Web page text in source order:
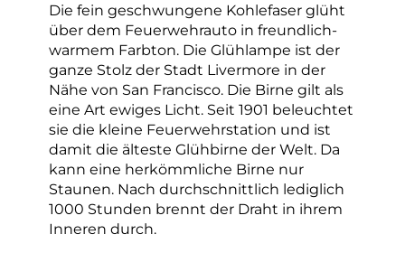
Die fein geschwungene Kohlefaser glüht
über dem Feuerwehrauto in freundlich-
warmem Farbton. Die Glühlampe ist der
ganze Stolz der Stadt Livermore in der
Nähe von San Francisco. Die Birne gilt als
eine Art ewiges Licht. Seit 1901 beleuchtet
sie die kleine Feuerwehrstation und ist
damit die älteste Glühbirne der Welt. Da
kann eine herkömmliche Birne nur
Staunen. Nach durchschnittlich lediglich
1000 Stunden brennt der Draht in ihrem
Inneren durch.